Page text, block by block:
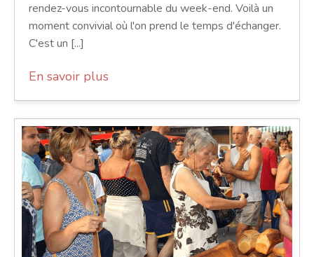
rendez-vous incontournable du week-end. Voilà un
moment convivial où l'on prend le temps d'échanger.
C'est un [...]
En savoir plus